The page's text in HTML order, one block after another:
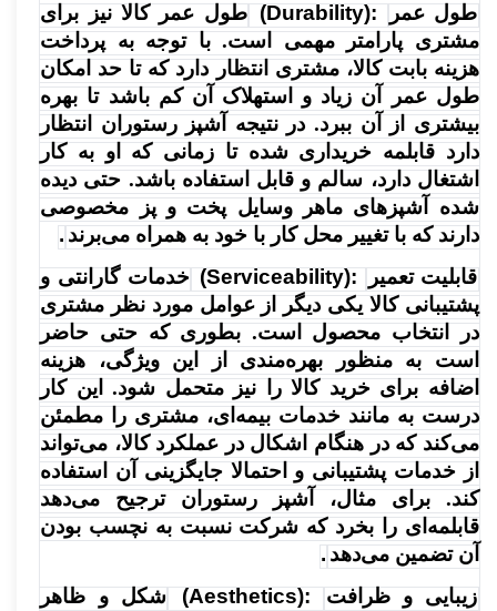
طول عمر
(Durability): طول عمر کالا نیز برای
مشتری پارامتر مهمی است. با توجه به پرداخت
هزینه بابت کالا، مشتری انتظار دارد که تا حد امکان
طول عمر آن زیاد و استهلاک آن کم باشد تا بهره
بیشتری از آن ببرد. در نتیجه آشپز رستوران انتظار
دارد قابلمه خریداری شده تا زمانی که او به کار
اشتغال دارد، سالم و قابل استفاده باشد. حتی دیده
شده آشپزهای ماهر وسایل پخت و پز مخصوصی
دارند که با تغییر محل کار با خود به همراه می‌برند .
قابلیت تعمیر
(Serviceability): خدمات گارانتی و
پشتیبانی کالا یکی دیگر از عوامل مورد نظر مشتری
در انتخاب محصول است. بطوری که حتی حاضر
است به منظور بهره‌مندی از این ویژگی، هزینه
اضافه برای خرید کالا را نیز متحمل شود. این کار
درست به مانند خدمات بیمه‌ای، مشتری را مطمئن
می‌کند که در هنگام اشکال در عملکرد کالا، می‌تواند
از خدمات پشتیبانی و احتمالا جایگزینی آن استفاده
کند. برای مثال، آشپز رستوران ترجیح می‌دهد
قابلمه‌ای را بخرد که شرکت نسبت به نچسب بودن
آن تضمین می‌دهد .
زیبایی و ظرافت
(Aesthetics):
شکل و ظاهر